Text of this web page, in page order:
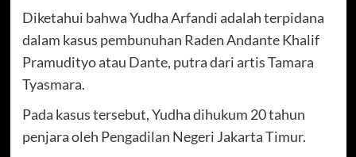
Diketahui bahwa Yudha Arfandi adalah terpidana
dalam kasus pembunuhan Raden Andante Khalif
Pramudityo atau Dante, putra dari artis Tamara
Tyasmara.
Pada kasus tersebut, Yudha dihukum 20 tahun
penjara oleh Pengadilan Negeri Jakarta Timur.